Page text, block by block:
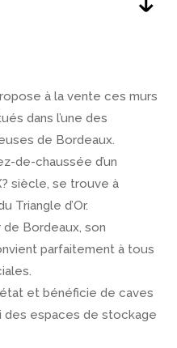
à la vente ces murs
dans l’une des
de Bordeaux.
de-chaussée d’un
siècle, se trouve à
Triangle d’Or.
Bordeaux, son
parfaitement à tous
et bénéficie de caves
des espaces de stockage